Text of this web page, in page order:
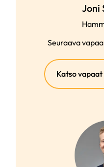
Joni
Seuraava
Katso